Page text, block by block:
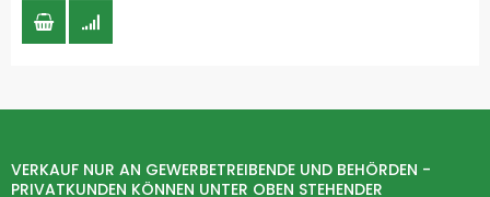
VERKAUF NUR AN GEWERBETREIBENDE UND BEHÖRDEN -
PRIVATKUNDEN KÖNNEN UNTER OBEN STEHENDER